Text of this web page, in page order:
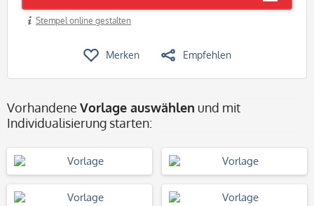
Stempel online gestalten
Merken Empfehlen
Vorhandene Vorlage auswählen und mit
Individualisierung starten: